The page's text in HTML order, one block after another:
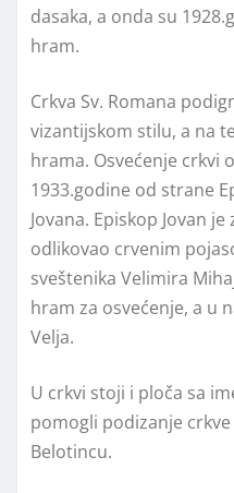
dasaka, a onda su
hram.
Crkva Sv. Romana
vizantijskom stilu, a na
hrama. Osvećenje crkvi
1933.godine od strane
Jovana. Episkop Jovan
odlikovao crvenim
sveštenika Velimira
hram za osvećenje, a u
Velja.
U crkvi stoji i ploča sa
pomogli podizanje
Belotincu.